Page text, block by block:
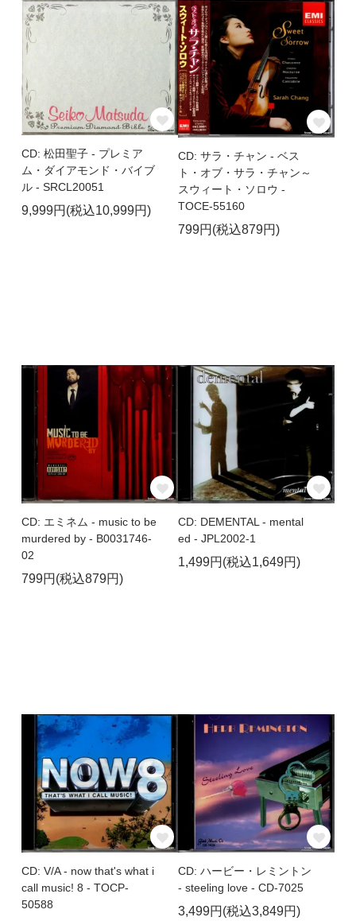
CD: 松田聖子 - プレミア
ム・ダイアモンド・バイブ
ル - SRCL20051
9,999円(税込10,999円)
CD: サラ・チャン - ベス
ト・オブ・サラ・チャン～
スウィート・ソロウ -
TOCE-55160
799円(税込879円)
CD: エミネム - music to be
murdered by - B0031746-
02
799円(税込879円)
CD: DEMENTAL - mental
ed - JPL2002-1
1,499円(税込1,649円)
CD: V/A - now that's what i
call music! 8 - TOCP-
50588
CD: ハービー・レミントン
- steeling love - CD-7025
3,499円(税込3,849円)